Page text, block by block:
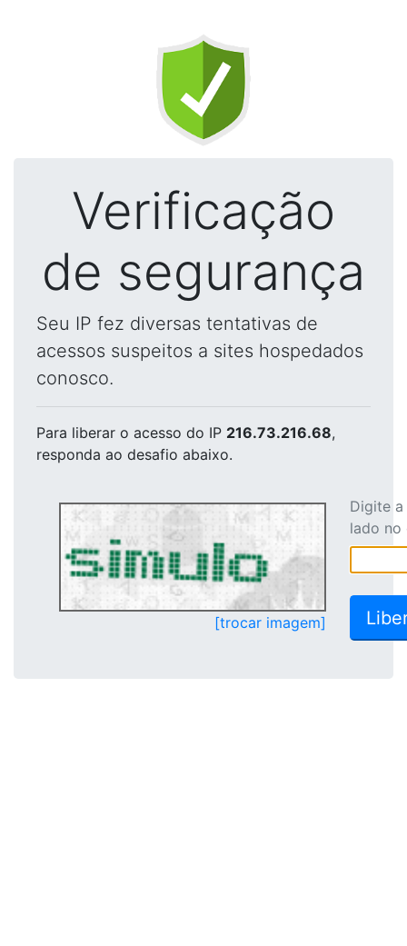
Verificação
de segurança
Seu IP fez diversas tentativas de
acessos suspeitos a sites hospedados
conosco.
Para liberar o acesso do IP 216.73.216.68,
responda ao desafio abaixo.
[trocar imagem]
Digite
lado no